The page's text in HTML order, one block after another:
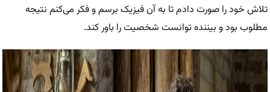
تلاش خود را صورت دادم تا به آن فیزیک برسم و فکر می‌کنم نتیجه
مطلوب بود و بیننده توانست شخصیت را باور کند.